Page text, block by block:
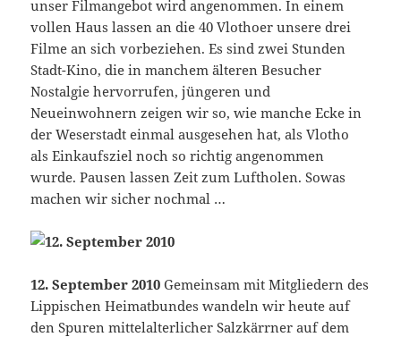
unser Filmangebot wird angenommen. In einem
vollen Haus lassen an die 40 Vlothoer unsere drei
Filme an sich vorbeziehen. Es sind zwei Stunden
Stadt-Kino, die in manchem älteren Besucher
Nostalgie hervorrufen, jüngeren und
Neueinwohnern zeigen wir so, wie manche Ecke in
der Weserstadt einmal ausgesehen hat, als Vlotho
als Einkaufsziel noch so richtig angenommen
wurde. Pausen lassen Zeit zum Luftholen. Sowas
machen wir sicher nochmal …
12. September 2010 Gemeinsam mit Mitgliedern des
Lippischen Heimatbundes wandeln wir heute auf
den Spuren mittelalterlicher Salzkärrner auf dem